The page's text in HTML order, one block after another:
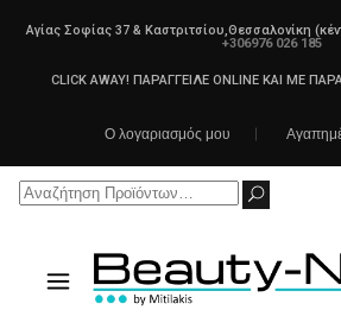
Αγίας Σοφίας 37 & Καστριτσίου,Θεσσαλονίκη
+306976 026 185
CLICK AWAY! ΠΑΡΑΓΓΕΙΛΕ ONLINE ΚΑΙ ΜΕ
Ο λογαριασμός μου
Search